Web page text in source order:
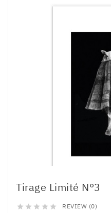
Tirage Limité N°3
     REVIEW (0)